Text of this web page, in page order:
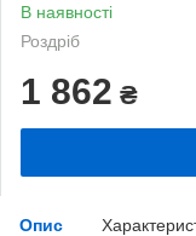
В наявності
Роздріб
1 862 ₴
Опис